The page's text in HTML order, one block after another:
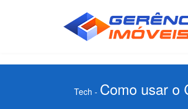
Tech - Como usar o